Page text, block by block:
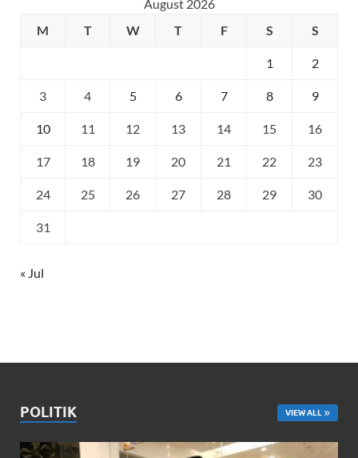
August 2026
M
T W T F S S
1 2
3 4 5 6 7 8 9
10 11 12 13 14 15 16
17 18 19 20 21 22 23
24 25 26 27 28 29 30
31
« Jul
POLITIK VIEW ALL